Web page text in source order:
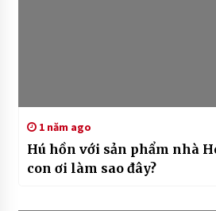
1 năm ago
Hú hồn với sản phẩm nhà
con ơi làm sao đây?